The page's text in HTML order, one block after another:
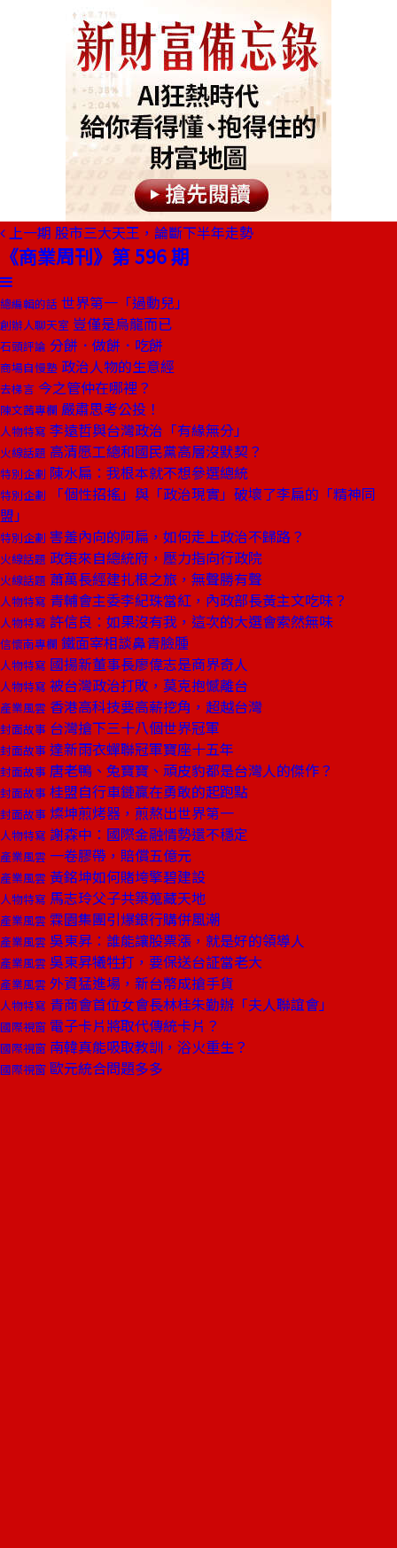
上一期 股市三大天王，論斷下半年走勢
《商業周刊》第 596 期
總編輯的話 世界第一「過動兒」
創辦人聊天室 豈僅是烏龍而已
石頭評論 分餅．做餅．吃餅
商場自慢塾 政治人物的生意經
去梯言 今之管仲在哪裡？
陳文茜專欄 嚴肅思考公投！
人物特寫 李遠哲與台灣政治「有緣無分」
火線話題 高清愿工總和國民黨高層沒默契？
特別企劃 陳水扁：我根本就不想參選總統
特別企劃
「個性招搖」與「政治現實」破壞了李扁的「精神同
盟」
特別企劃 害羞內向的阿扁，如何走上政治不歸路？
火線話題 政策來自總統府，壓力指向行政院
火線話題 蕭萬長經建扎根之旅，無聲勝有聲
人物特寫 青輔會主委李紀珠當紅，內政部長黃主文吃味？
人物特寫 許信良：如果沒有我，這次的大選會索然無味
信懷南專欄 鐵面宰相談鼻青臉腫
人物特寫 國揚新董事長廖偉志是商界奇人
人物特寫 被台灣政治打敗，莫克抱憾離台
產業風雲 香港高科技要高薪挖角，超越台灣
封面故事 台灣搶下三十八個世界冠軍
封面故事 達新雨衣蟬聯冠軍寶座十五年
封面故事 唐老鴨、兔寶寶、頑皮豹都是台灣人的傑作？
封面故事 桂盟自行車鏈贏在勇敢的起跑點
封面故事 燦坤煎烤器，煎熬出世界第一
人物特寫 謝森中：國際金融情勢還不穩定
產業風雲 一卷膠帶，賠償五億元
產業風雲 黃銘坤如何賭垮擎碧建設
人物特寫 馬志玲父子共築蒐藏天地
產業風雲 霖園集團引爆銀行購併風潮
產業風雲 吳東昇：誰能讓股票漲，就是好的領導人
產業風雲 吳東昇犧牲打，要保送台証當老大
產業風雲 外資猛進場，新台幣成搶手貨
人物特寫 青商會首位女會長林桂朱勤辦「夫人聯誼會」
國際視窗 電子卡片將取代傳統卡片？
國際視窗 南韓真能吸取教訓，浴火重生？
國際視窗 歐元統合問題多多